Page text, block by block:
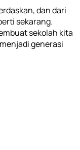
dan dari
sekarang.
sekolah kita
generasi